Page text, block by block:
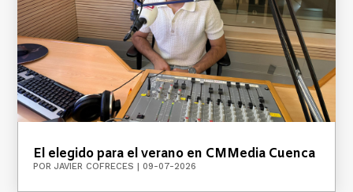
El elegido para el verano en CMMedia Cuenca
PORJAVIER COFRECES | 09-07-2026